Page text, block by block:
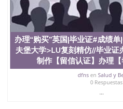
办理“购买”英国|毕业证#成绩
夫堡大学>LU复刻精仿//毕业证
制作【留信认证】办理
dfnsen Salud y
0 Respuestas
...